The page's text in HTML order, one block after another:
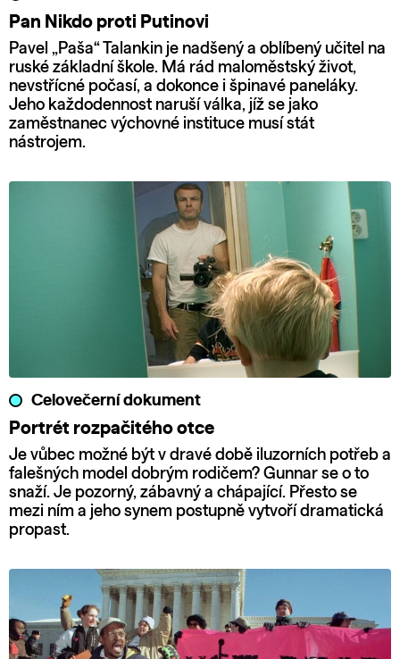
Pan Nikdo proti Putinovi
Pavel „Paša“ Talankin je nadšený a oblíbený učitel na
ruské základní škole. Má rád maloměstský život,
nevstřícné počasí, a dokonce i špinavé paneláky.
Jeho každodennost naruší válka, jíž se jako
zaměstnanec výchovné instituce musí stát
nástrojem.
Celovečerní dokument
Portrét rozpačitého otce
Je vůbec možné být v dravé době iluzorních potřeb a
falešných model dobrým rodičem? Gunnar se o to
snaží. Je pozorný, zábavný a chápající. Přesto se
mezi ním a jeho synem postupně vytvoří dramatická
propast.